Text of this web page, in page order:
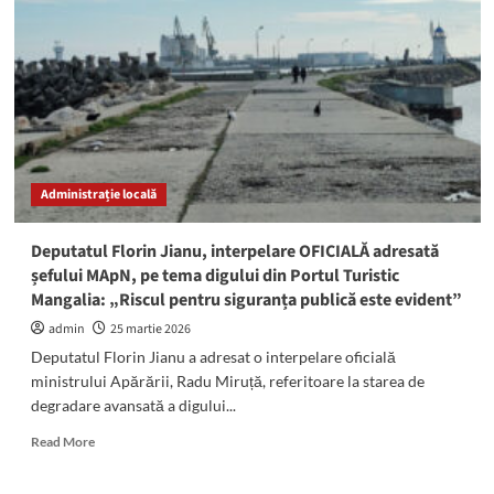
localitățile
Eforie
Sud
și
Tuzla
timp
30
de
Administrație locală
Deputatul Florin Jianu, interpelare OFICIALĂ adresată
șefului MApN, pe tema digului din Portul Turistic
Mangalia: „Riscul pentru siguranța publică este evident”
admin
25 martie 2026
Deputatul Florin Jianu a adresat o interpelare oficială
ministrului Apărării, Radu Miruță, referitoare la starea de
degradare avansată a digului...
Read MoreRead